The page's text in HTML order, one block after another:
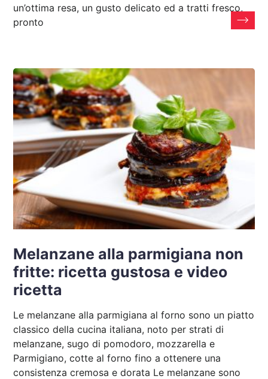
un’ottima resa, un gusto delicato ed a tratti fresco,
pronto
Melanzane alla parmigiana non
fritte: ricetta gustosa e video
ricetta
Le melanzane alla parmigiana al forno sono un piatto
classico della cucina italiana, noto per strati di
melanzane, sugo di pomodoro, mozzarella e
Parmigiano, cotte al forno fino a ottenere una
consistenza cremosa e dorata Le melanzane sono